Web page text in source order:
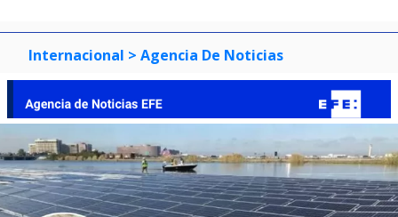
Internacional > Agencia De Noticias